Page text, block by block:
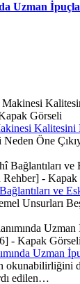
Uzman
Kalitesini
Öne
ve
Unsurları
Uzman
okunabilirliğini
edilen…